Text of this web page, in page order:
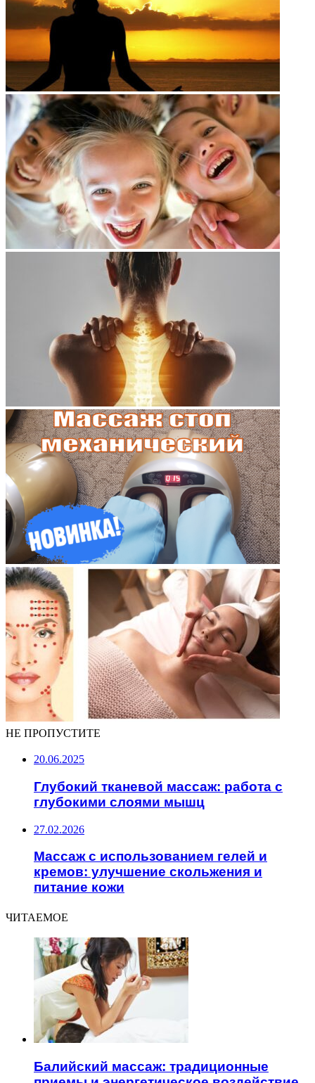
НЕ ПРОПУСТИТЕ
20.06.2025
Глубокий тканевой массаж: работа с
глубокими слоями мышц
27.02.2026
Массаж с использованием гелей и
кремов: улучшение скольжения и
питание кожи
ЧИТАЕМОЕ
Балийский массаж: традиционные